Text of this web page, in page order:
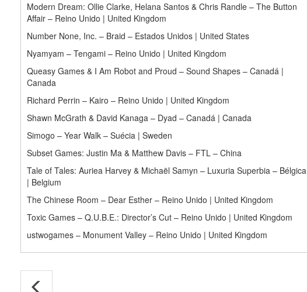
Modern Dream: Ollie Clarke, Helana Santos & Chris Randle – The Button
Affair – Reino Unido | United Kingdom
Number None, Inc. – Braid – Estados Unidos | United States
Nyamyam – Tengami – Reino Unido | United Kingdom
Queasy Games & I Am Robot and Proud – Sound Shapes – Canadá |
Canada
Richard Perrin – Kairo – Reino Unido | United Kingdom
Shawn McGrath & David Kanaga – Dyad – Canadá | Canada
Simogo – Year Walk – Suécia | Sweden
Subset Games: Justin Ma & Matthew Davis – FTL – China
Tale of Tales: Auriea Harvey & Michaël Samyn – Luxuria Superbia – Bélgica
| Belgium
The Chinese Room – Dear Esther – Reino Unido | United Kingdom
Toxic Games – Q.U.B.E.: Director’s Cut – Reino Unido | United Kingdom
ustwogames – Monument Valley – Reino Unido | United Kingdom